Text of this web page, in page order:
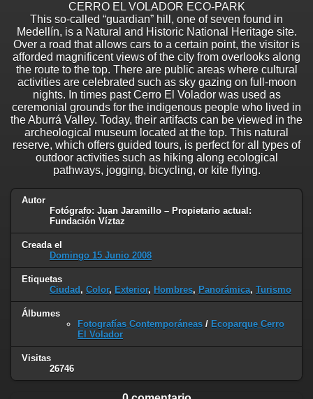
CERRO EL VOLADOR ECO-PARK
This so-called “guardian” hill, one of seven found in
Medellín, is a Natural and Historic National Heritage site.
Over a road that allows cars to a certain point, the visitor is
afforded magnificent views of the city from overlooks along
the route to the top. There are public areas where cultural
activities are celebrated such as sky gazing on full-moon
nights. In times past Cerro El Volador was used as
ceremonial grounds for the indigenous people who lived in
the Aburrá Valley. Today, their artifacts can be viewed in the
archeological museum located at the top. This natural
reserve, which offers guided tours, is perfect for all types of
outdoor activities such as hiking along ecological
pathways, jogging, bicycling, or kite flying.
Autor
Fotógrafo: Juan Jaramillo – Propietario actual:
Fundación Víztaz
Creada el
Domingo 15 Junio 2008
Etiquetas
Ciudad , Color, Exterior, Hombres, Panorámica, Turismo
Álbumes
Fotografías Contemporáneas / Ecoparque Cerro
El Volador
Visitas
26746